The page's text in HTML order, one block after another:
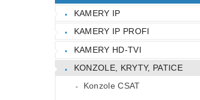
KAMERY IP
KAMERY IP PROFI
KAMERY HD-TVI
KONZOLE, KRYTY, PATICE
Konzole CSAT